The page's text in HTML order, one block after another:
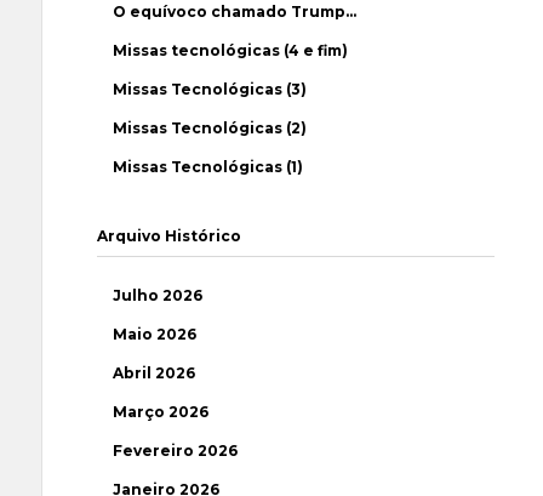
O equívoco chamado Trump…
Missas tecnológicas (4 e fim)
Missas Tecnológicas (3)
Missas Tecnológicas (2)
Missas Tecnológicas (1)
Arquivo Histórico
Julho 2026
Maio 2026
Abril 2026
Março 2026
Fevereiro 2026
Janeiro 2026